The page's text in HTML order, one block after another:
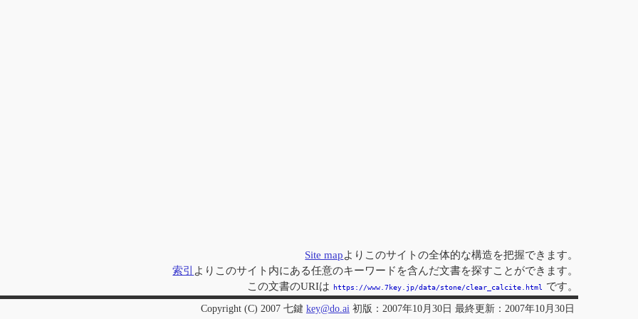
Site mapよりこのサイトの全体的な構造を把握できます。
索引 よりこのサイト内にある任意のキーワードを含んだ文書を探すことができます。
この文書のURIは
https://www.7key.jp/data/stone/clear_calcite.html です。
Copyright (C) 2007 七鍵 key@do.ai初版：2007年10月30日 最終更新：2007年10月30日